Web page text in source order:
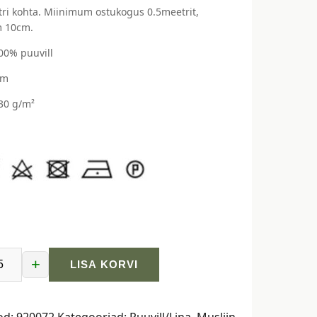
kohta. Miinimum ostukogus 0.5meetrit,
10cm.
puuvill
g/m²
+ LISA KORVI